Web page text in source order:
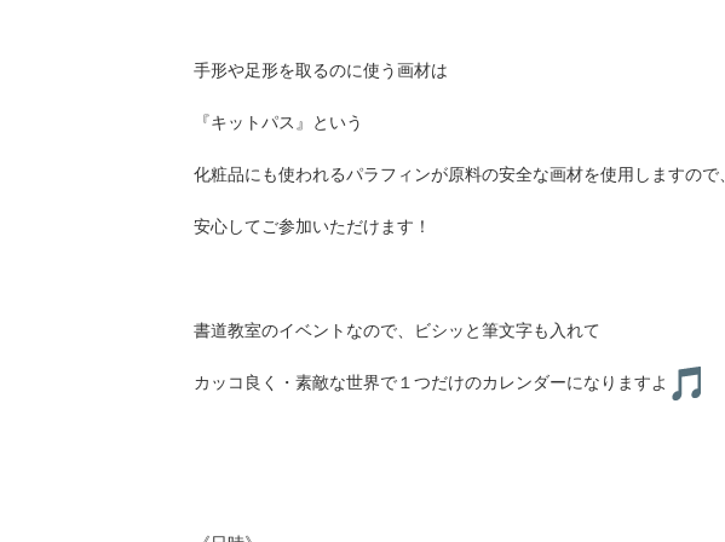
手形や足形を取るのに使う画材は
『キットパス』という
化粧品にも使われるパラフィンが原料の安全な画材を使用しますので、
安心してご参加いただけます！
書道教室のイベントなので、ビシッと筆文字も入れて
カッコ良く・素敵な世界で１つだけのカレンダーになりますよ